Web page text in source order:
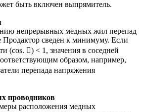
быть включен выпрямитель.
непрерывных медных жил перепад
Продактор сведен к минимуму. Если
(cos. ) < 1, значения в соседней
образом, например,
перепада напряжения
проводников
расположения медных